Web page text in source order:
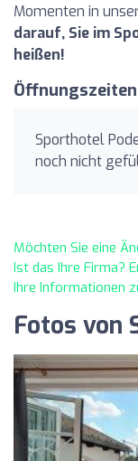
Momenten in
darauf, Sie im
heißen!
Öffnungszeiten
Sporthotel
noch nicht
Möchten Sie eine
Ist das Ihre Firma?
Ihre Informationen
Fotos von